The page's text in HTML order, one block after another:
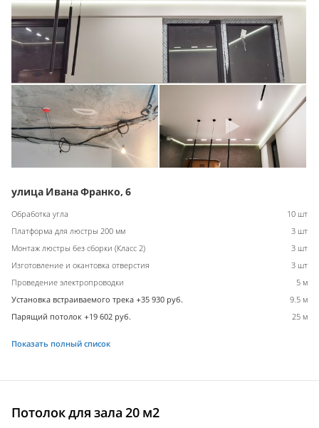
улица Ивана Франко, 6
Обработка угла
10 шт
Платформа для люстры 200 мм
3 шт
Монтаж люстры без сборки (Класс 2)
3 шт
Изготовление и окантовка отверстия
3 шт
Проведение электропроводки
5 м
Установка встраиваемого трека +35 930 руб.
9.5 м
Парящий потолок +19 602 руб.
25 м
Показать полный список
Потолок для зала 20 м2